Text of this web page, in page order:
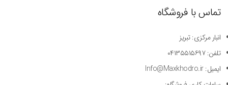
تماس با فروشگاه
انبار مرکزی: تبریز
تلفن: ۰۴۱۳۵۵۱۵۶۹۷
ایمیل: Info@Maxkhodro.ir